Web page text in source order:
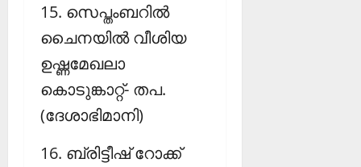
15. സെപ്തംബറില്‍
ചൈനയില്‍ വീശിയ
ഉഷ്ണമേഖലാ
കൊടുങ്കാറ്റ്- തപ.
(ദേശാഭിമാനി)
16. ബ്രിട്ടീഷ് റോക്ക്